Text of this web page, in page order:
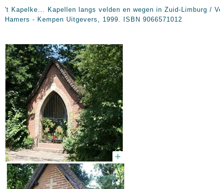
't Kapelke... Kapellen langs velden en wegen in Zuid-Limburg /
Hamers - Kempen Uitgevers, 1999. ISBN 9066571012